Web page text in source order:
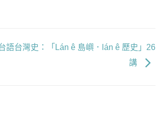
語台灣史：「Lán ê 島嶼．lán ê 歷史」26
講